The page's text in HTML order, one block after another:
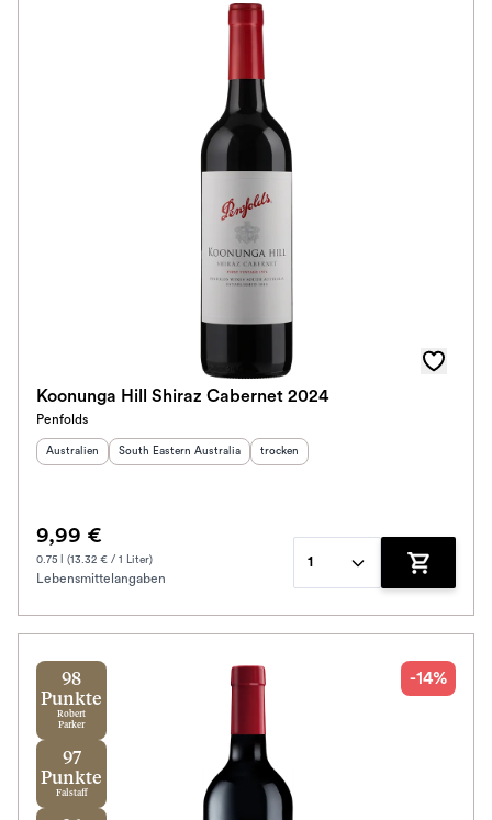
Koonunga Hill Shiraz Cabernet 2024
Penfolds
Herkunftsland :
Australien Herkunftsregion:
South Eastern Australia Geschmack
trocken
9,99 €
0.75 l (13.32 € / 1 Liter)
Lebensmittelangaben
1
Zum
98
Punkte
Robert
Parker
97
Punkte
Falstaff
-14%